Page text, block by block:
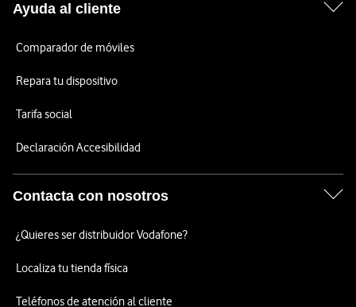
Ayuda al cliente
Comparador de móviles
Repara tu dispositivo
Tarifa social
Declaración Accesibilidad
Contacta con nosotros
¿Quieres ser distribuidor Vodafone?
Localiza tu tienda física
Teléfonos de atención al cliente